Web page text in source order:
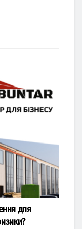
для